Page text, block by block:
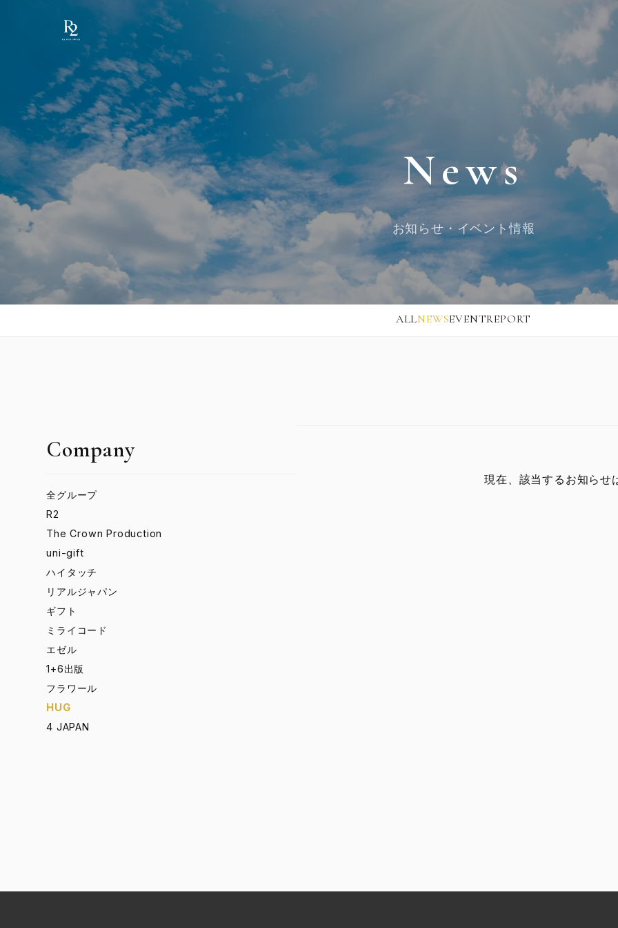
News
お知らせ・イベント情報
ALLNEWSEVENTREPORT
Company
全グループ
R2
The Crown Production
uni-gift
ハイタッチ
リアルジャパン
ギフト
ミライコード
エゼル
1+6出版
フラワール
HUG
4 JAPAN
現在、該当するお知らせ